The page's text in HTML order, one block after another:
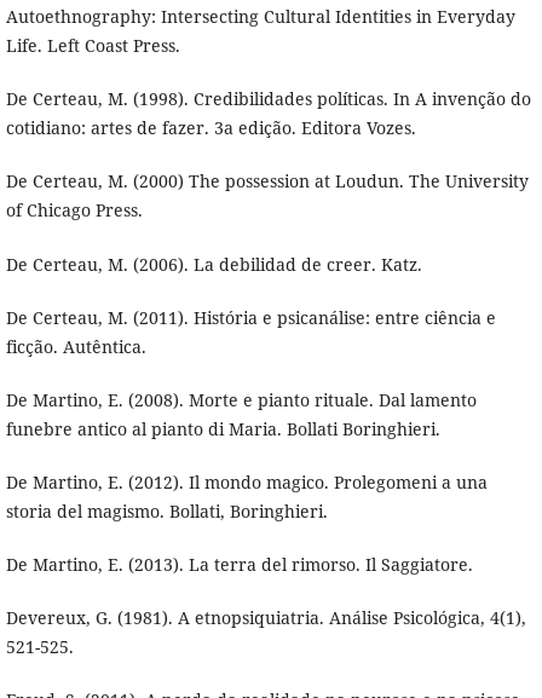
Autoethnography: Intersecting Cultural Identities in Everyday
Life. Left Coast Press.
De Certeau, M. (1998). Credibilidades políticas. In A invenção do
cotidiano: artes de fazer. 3a edição. Editora Vozes.
De Certeau, M. (2000) The possession at Loudun. The University
of Chicago Press.
De Certeau, M. (2006). La debilidad de creer. Katz.
De Certeau, M. (2011). História e psicanálise: entre ciência e
ficção. Autêntica.
De Martino, E. (2008). Morte e pianto rituale. Dal lamento
funebre antico al pianto di Maria. Bollati Boringhieri.
De Martino, E. (2012). Il mondo magico. Prolegomeni a una
storia del magismo. Bollati, Boringhieri.
De Martino, E. (2013). La terra del rimorso. Il Saggiatore.
Devereux, G. (1981). A etnopsiquiatria. Análise Psicológica, 4(1),
521-525.